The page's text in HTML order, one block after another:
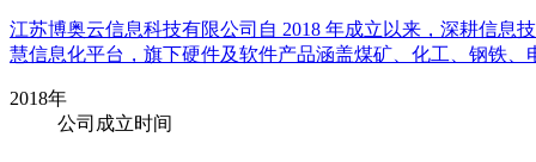
江苏博奥云信息科技有限公司自 2018 年成立以来，深耕信
慧信息化平台，旗下硬件及软件产品涵盖煤矿、化工、钢铁
2018年
公司成立时间